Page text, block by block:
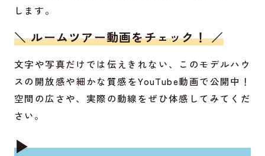
します。
＼ ルームツアー動画をチェック！ ／
文字や写真だけでは伝えきれない、このモデルハウ
スの開放感や細かな質感をYouTube動画で公開中！
空間の広さや、実際の動線をぜひ体感してみてくだ
さい。
▶︎